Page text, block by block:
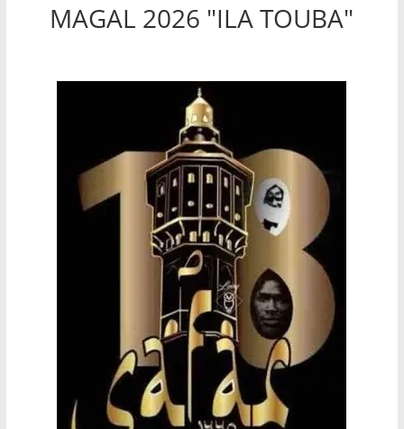
MAGAL 2026 "ILA TOUBA"